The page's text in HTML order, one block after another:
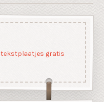
tekstplaatjes gratis